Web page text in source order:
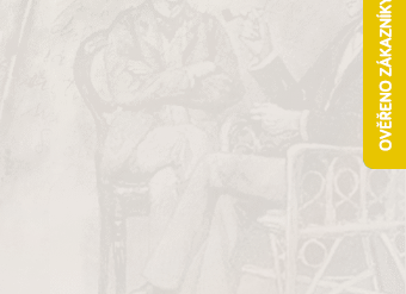
dýmkař jistě